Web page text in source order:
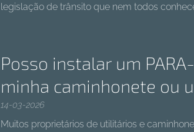
legislação de trânsito que nem todos
Posso instalar um
minha caminhonete ou
14-03-2026
Muitos proprietários de utilitários e